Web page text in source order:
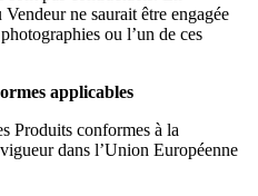
ne saurait être engagée
ou l’un de ces
applicables
Produits conformes à la
dans l’Union Européenne